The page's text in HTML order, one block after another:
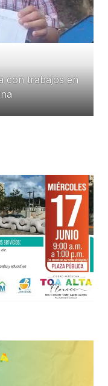
con trabajos en